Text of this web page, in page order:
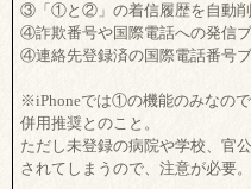
③「①と②」の着信履歴を自動
④詐欺番号や国際電話への発信
④連絡先登録済の国際電話番号
※iPhoneでは①の機能のみなの
併用推奨とのこと。
ただし未登録の病院や学校、官
されてしまうので、注意が必要。